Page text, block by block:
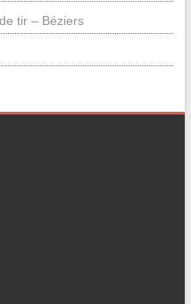
tir – Béziers